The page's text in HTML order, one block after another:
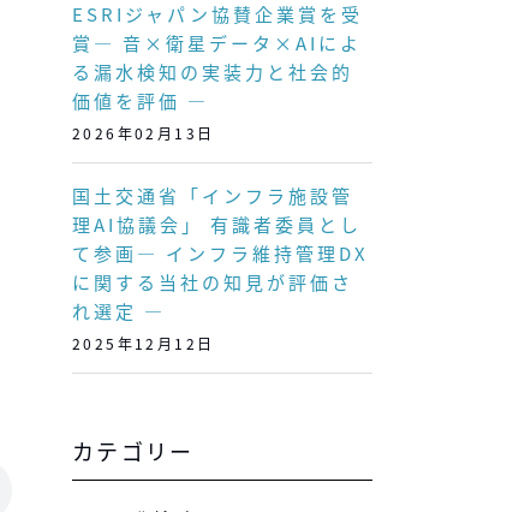
ESRIジャパン協賛企業賞を受
賞― 音×衛星データ×AIによ
る漏水検知の実装力と社会的
価値を評価 ―
2026年02月13日
国土交通省「インフラ施設管
理AI協議会」 有識者委員とし
て参画― インフラ維持管理DX
に関する当社の知見が評価さ
れ選定 ―
2025年12月12日
カテゴリー